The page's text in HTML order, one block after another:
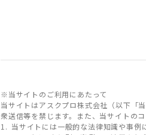
※当サイトのご利用にあたって
当サイトはアスクプロ株式会社（以下「
衆送信等を禁じます。また、当サイトの
当サイトには一般的な法律知識や事